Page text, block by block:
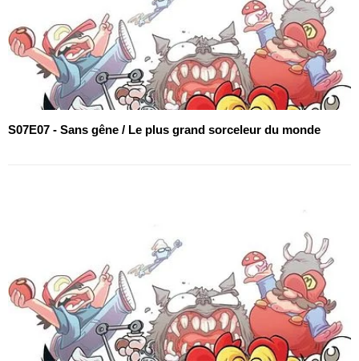
S07E07 - Sans gêne / Le plus grand sorceleur du monde